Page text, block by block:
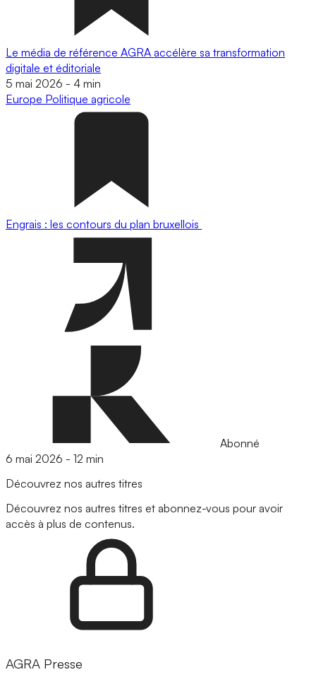
Le média de référence AGRA accélère sa transformation
digitale et éditoriale
5 mai 2026 - 4 min
Europe Politique agricole
Engrais : les contours du plan bruxellois
Abonné
6 mai 2026 - 12 min
Découvrez nos autres titres
Découvrez nos autres titres et abonnez-vous pour avoir
accès à plus de contenus.
AGRA Presse